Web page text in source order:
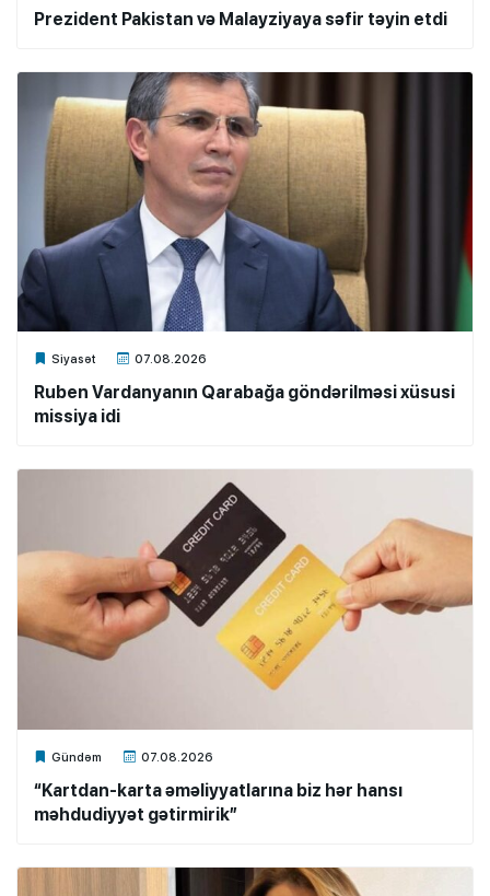
Prezident Pakistan və Malayziyaya səfir təyin etdi
Siyasət 07.08.2026
Xalq.Online
Ruben Vardanyanın Qarabağa göndərilməsi xüsusi
missiya idi
Gündəm 07.08.2026
Xalq.Online
“Kartdan-karta əməliyyatlarına biz hər hansı
məhdudiyyət gətirmirik”